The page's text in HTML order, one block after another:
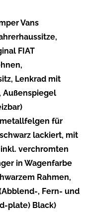
Vans
FIAT
Lenkrad mit
Außenspiegel
für
lackiert, mit
verchromten
in Wagenfarbe
Rahmen,
, Fern- und
plate) Black)